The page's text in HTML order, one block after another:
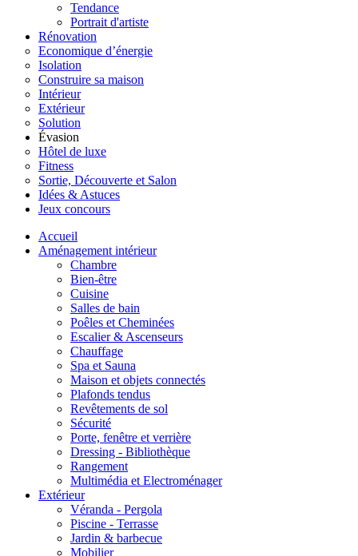
Tendance
Portrait d'artiste
Rénovation
Economique d’énergie
Isolation
Construire sa maison
Intérieur
Extérieur
Solution
Évasion
Hôtel de luxe
Fitness
Sortie, Découverte et Salon
Idées & Astuces
Jeux concours
Accueil
Aménagement intérieur
Chambre
Bien-être
Cuisine
Salles de bain
Poêles et Cheminées
Escalier & Ascenseurs
Chauffage
Spa et Sauna
Maison et objets connectés
Plafonds tendus
Revêtements de sol
Sécurité
Porte, fenêtre et verrière
Dressing - Bibliothèque
Rangement
Multimédia et Electroménager
Extérieur
Véranda - Pergola
Piscine - Terrasse
Jardin & barbecue
Mobilier